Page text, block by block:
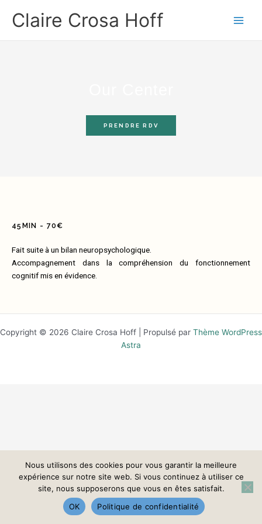
Claire Crosa Hoff
PRENDRE RDV
45MIN - 70€
Fait suite à un bilan neuropsychologique.
Accompagnement dans la compréhension du fonctionnement
cognitif mis en évidence.
Copyright © 2026 Claire Crosa Hoff | Propulsé par Thème WordPress
Astra
Nous utilisons des cookies pour vous garantir la meilleure
expérience sur notre site web. Si vous continuez à utiliser ce
site, nous supposerons que vous en êtes satisfait.
OK
Politique de confidentialité